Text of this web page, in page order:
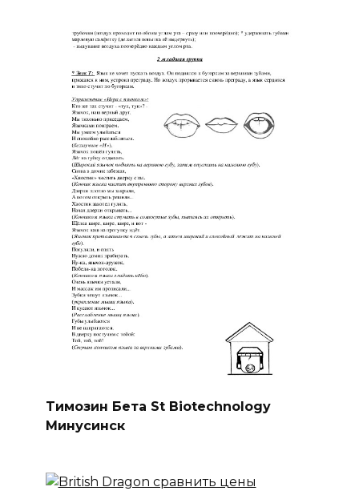
Tимозин Бета St Biotechnology
Минусинск